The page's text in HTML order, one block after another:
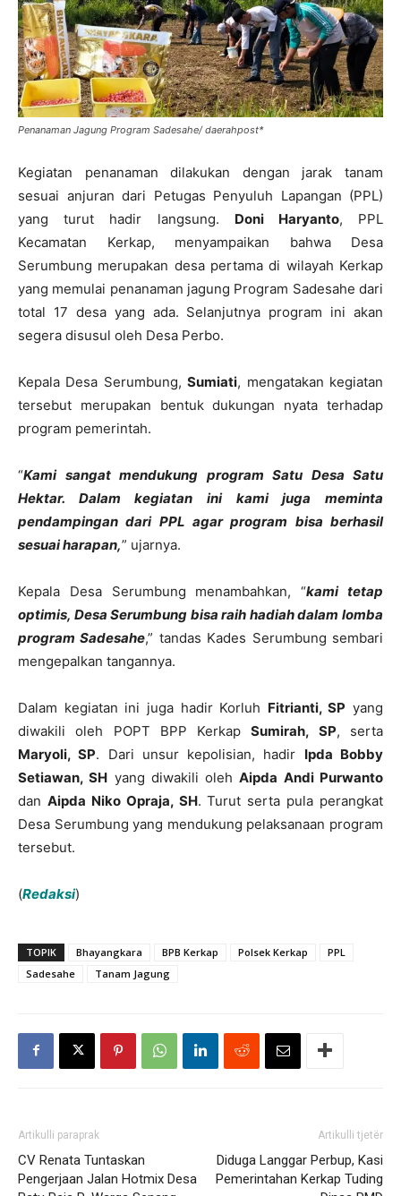
Penanaman Jagung Program Sadesahe/ daerahpost*
Kegiatan penanaman dilakukan dengan jarak tanam
sesuai anjuran dari Petugas Penyuluh Lapangan (PPL)
yang turut hadir langsung. Doni Haryanto, PPL
Kecamatan Kerkap, menyampaikan bahwa Desa
Serumbung merupakan desa pertama di wilayah Kerkap
yang memulai penanaman jagung Program Sadesahe dari
total 17 desa yang ada. Selanjutnya program ini akan
segera disusul oleh Desa Perbo.
Kepala Desa Serumbung,Sumiati, mengatakan kegiatan
tersebut merupakan bentuk dukungan nyata terhadap
program pemerintah.
“Kami sangat mendukung program Satu Desa Satu
Hektar. Dalam kegiatan ini kami juga meminta
pendampingan dari PPL agar program bisa berhasil
sesuai harapan,” ujarnya.
Kepala Desa Serumbung menambahkan, “kami tetap
optimis, Desa Serumbung bisa raih hadiah dalam lomba
program Sadesahe,” tandas Kades Serumbung sembari
mengepalkan tangannya.
Dalam kegiatan ini juga hadir Korluh Fitrianti, SP yang
diwakili oleh POPT BPP KerkapSumirah, SP, serta
Maryoli, SP. Dari unsur kepolisian, hadir Ipda Bobby
Setiawan, SH yang diwakili olehAipda Andi Purwanto
dan Aipda Niko Opraja, SH. Turut serta pula perangkat
Desa Serumbung yang mendukung pelaksanaan program
tersebut.
(Redaksi)
TOPIK Bhayangkara BPB Kerkap Polsek Kerkap
PPL
Sadesahe
Tanam Jagung
Artikulli paraprak
CV Renata Tuntaskan
Pengerjaan Jalan Hotmix Desa
Artikulli tjetër
Diduga Langgar Perbup, Kasi
Pemerintahan Kerkap Tuding